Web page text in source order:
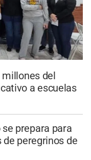
del
a escuelas
prepara para
peregrinos de